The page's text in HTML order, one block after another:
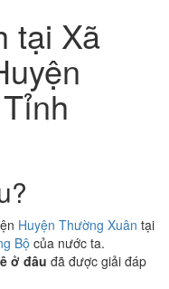
tại Xã
Huyện Thường Xuân tại
Bộ của nước ta.
ở đâu đã được giải đáp